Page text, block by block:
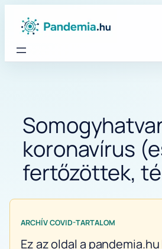
koronavírus
fertőzöttek,
ARCHÍV COVID-TARTALOM
Ez az oldal a